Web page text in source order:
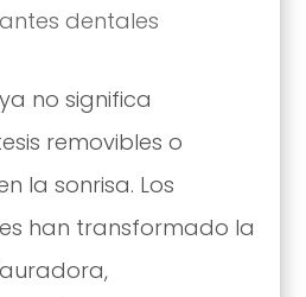
dentales
no significa
removibles o
la sonrisa. Los
han transformado la